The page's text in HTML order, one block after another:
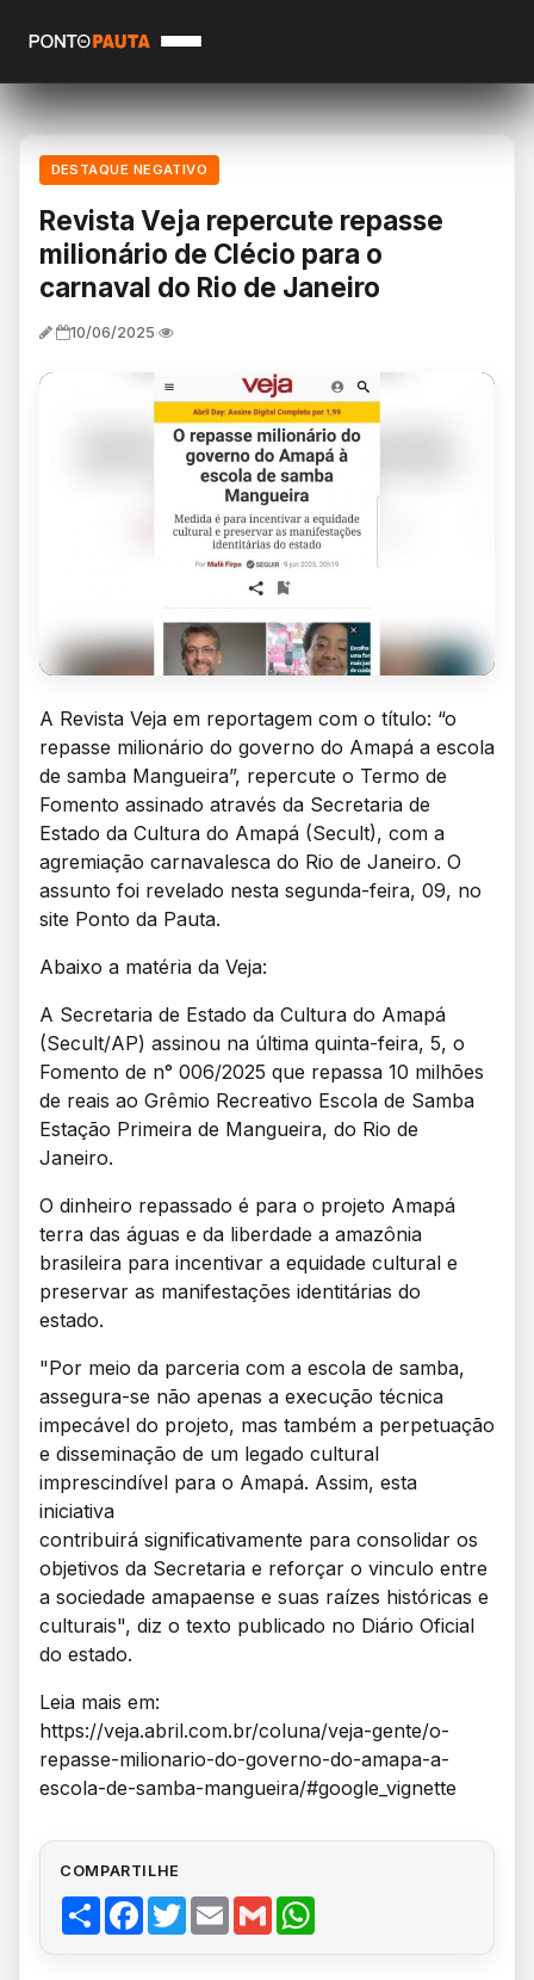
DESTAQUE NEGATIVO
Revista Veja repercute repasse
milionário de Clécio para o
carnaval do Rio de Janeiro
· 10/06/2025·
A Revista Veja em reportagem com o título: “o
repasse milionário do governo do Amapá a escola
de samba Mangueira”, repercute o Termo de
Fomento assinado através da Secretaria de
Estado da Cultura do Amapá (Secult), com a
agremiação carnavalesca do Rio de Janeiro. O
assunto foi revelado nesta segunda-feira, 09, no
site Ponto da Pauta.
Abaixo a matéria da Veja:
A Secretaria de Estado da Cultura do Amapá
(Secult/AP) assinou na última quinta-feira, 5, o
Fomento de n° 006/2025 que repassa 10 milhões
de reais ao Grêmio Recreativo Escola de Samba
Estação Primeira de Mangueira, do Rio de
Janeiro.
O dinheiro repassado é para o projeto Amapá
terra das águas e da liberdade a amazônia
brasileira para incentivar a equidade cultural e
preservar as manifestações identitárias do
estado.
"Por meio da parceria com a escola de samba,
assegura-se não apenas a execução técnica
impecável do projeto, mas também a perpetuação
e disseminação de um legado cultural
imprescindível para o Amapá. Assim, esta
iniciativa
contribuirá significativamente para consolidar os
objetivos da Secretaria e reforçar o vinculo entre
a sociedade amapaense e suas raízes históricas e
culturais", diz o texto publicado no Diário Oficial
do estado.
Leia mais em:
https://veja.abril.com.br/coluna/veja-gente/o-
repasse-milionario-do-governo-do-amapa-a-
escola-de-samba-mangueira/#google_vignette
COMPARTILHE
ShareFacebook
TwitterEmail Gmail